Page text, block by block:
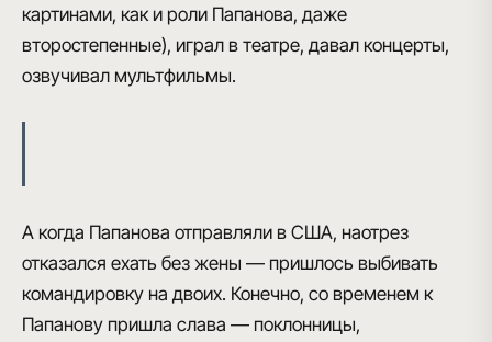
картинами, как и роли Папанова, даже
второстепенные), играл в театре, давал концерты,
озвучивал мультфильмы.
А когда Папанова отправляли в США, наотрез
отказался ехать без жены — пришлось выбивать
командировку на двоих. Конечно, со временем к
Папанову пришла слава — поклонницы,